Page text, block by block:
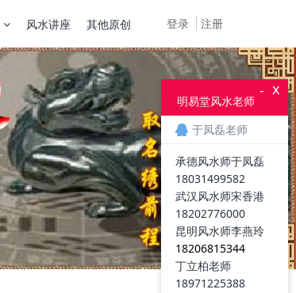
登录 注册
风水讲座 其他原创
x
-
明易堂风水老师
于凤磊老师
承德风水师于凤磊
18031499582
武汉风水师宋香港
18202776000
昆明风水师李燕玲
18206815344
丁立柏老师
18971225388